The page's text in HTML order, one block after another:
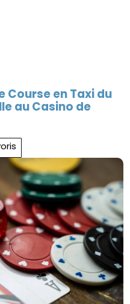
Course en Taxi du
au Casino de